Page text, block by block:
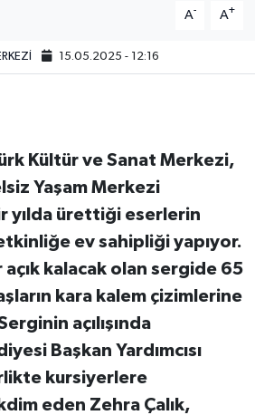
A- A+
15.05.2025 - 12:16
Kültür ve Sanat Merkezi,
Yaşam Merkezi
yılda ürettiği eserlerin
ev sahipliği yapıyor.
açık kalacak olan sergide 65
kara kalem çizimlerine
açılışında
Başkan Yardımcısı
kursiyerlere
eden Zehra Çalık,